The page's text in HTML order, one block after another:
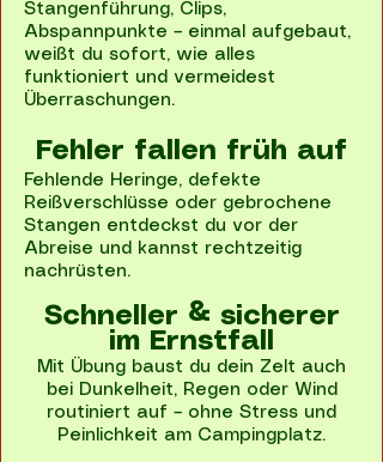
Stangenführung, Clips,
Abspannpunkte – einmal aufgebaut,
weißt du sofort, wie alles
funktioniert und vermeidest
Überraschungen.
Fehler fallen früh auf
Fehlende Heringe, defekte
Reißverschlüsse oder gebrochene
Stangen entdeckst du vor der
Abreise und kannst rechtzeitig
nachrüsten.
Schneller & sicherer
im Ernstfall
Mit Übung baust du dein Zelt auch
bei Dunkelheit, Regen oder Wind
routiniert auf – ohne Stress und
Peinlichkeit am Campingplatz.